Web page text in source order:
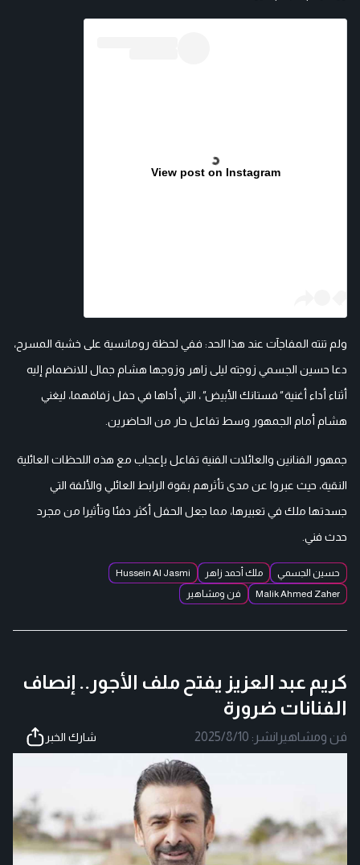
View post on Instagram
ولم تنته المفاجآت عند هذا الحد: ففي لحظة رومانسية على خشبة المسرح،
دعا حسين الجسمي زوجته ليلى زاهر وزوجها هشام جمال للانضمام إليه
أثناء أداء أغنية"فستانك الأبيض"، التي أداها في حفل زفافهما، ليغني
هشام أمام الجمهور وسط تفاعل حار من الحاضرين.
جمهور الفنانين والعائلات الفنية تفاعل بإعجاب مع هذه اللحظات العائلية
النقية، حيث عبروا عن مدى تأثرهم بقوة الرابط العائلي والألفة التي
جسدتها ملك في تعبيرها، مما جعل الحفل أكثر دفئا وتأثيرا من مجرد
حدث فني.
حسين الجسمي ملك أحمد زاهر
Hussein Al Jasmi
Malik Ahmed Zaher
فن ومشاهير
كريم عبد العزيز يفتح ملف الأجور.. إنصاف
الفنانات ضرورة
فن ومشاهير |نشر: 2025/8/10 شارك الخبر